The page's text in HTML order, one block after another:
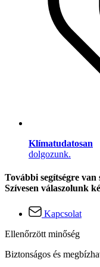
Klímatudatosan
dolgozunk.
További segítségre van
Szívesen válaszolunk
Kapcsolat
Ellenőrzött minőség
Biztonságos és